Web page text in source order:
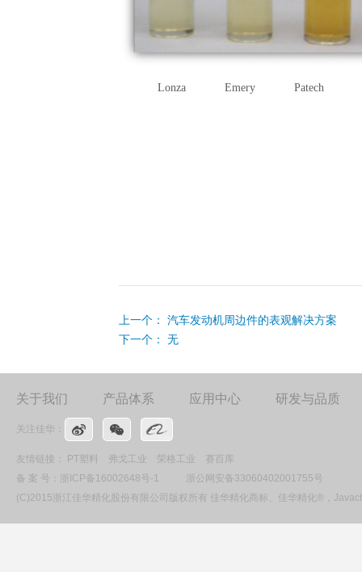
Lonza Emery Patech
上一个： 汽车发动机周边件的表观解决方案
下一个： 无
关于我们 产品体系 应用中心 研发与品质
关注佳华：
友情链接： PT塑料 弗戈工业 荣格工业
赛百库
备 案 号： 浙ICP备16002648号-1
浙公网安备33060402001755号
(C)2015浙江佳华精化股份有限公司版权所有 佳华精化商标、佳华精化®，